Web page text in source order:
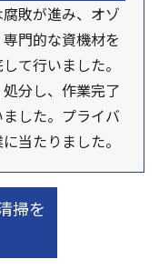
敗が進み、オゾ
門的な資機材を
て行いました。
分し、作業完了
した。プライバ
当たりました。
掃を